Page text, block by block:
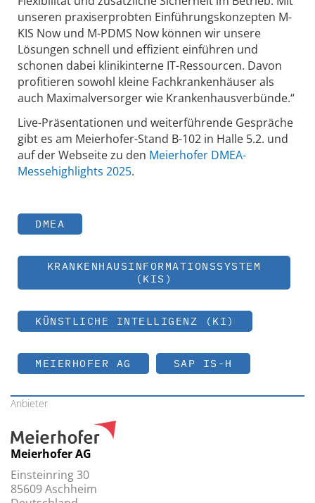
unseren praxiserprobten Einführungskonzepten M-
KIS Now und M-PDMS Now können wir unsere
Lösungen schnell und effizient einführen und
schonen dabei klinikinterne IT-Ressourcen. Davon
profitieren sowohl kleine Fachkrankenhäuser als
auch Maximalversorger wie Krankenhausverbünde.“
Live-Präsentationen und weiterführende Gespräche
gibt es am Meierhofer-Stand B-102 in Halle 5.2. und
auf der Webseite zu den Meierhofer DMEA-
Messehighlights 2025.
DMEA
KRANKENHAUSINFORMATIONSSYSTEM
(KIS)
KÜNSTLICHE INTELLIGENZ (KI)
MEIERHOFER AG SAP IS-H
Anbieter
Meierhofer AG
Einsteinring 30
85609 Aschheim